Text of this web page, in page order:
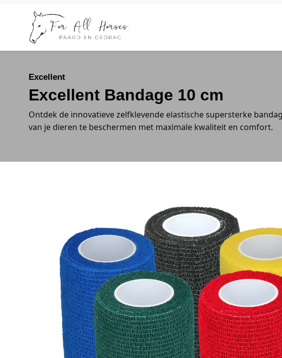
Excellent
Excellent Bandage 10 cm
Ontdek de innovatieve zelfklevende elastische supersterke
van je dieren te beschermen met maximale kwaliteit en comfort.